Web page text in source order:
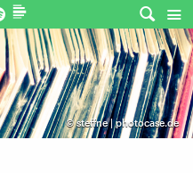
©steffne | photocase.de